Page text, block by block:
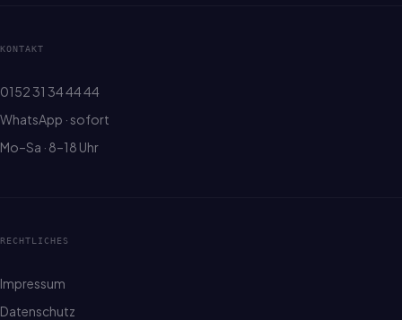
KONTAKT
0152 31 34 44 44
WhatsApp · sofort
Mo–Sa · 8–18 Uhr
RECHTLICHES
Impressum
Datenschutz